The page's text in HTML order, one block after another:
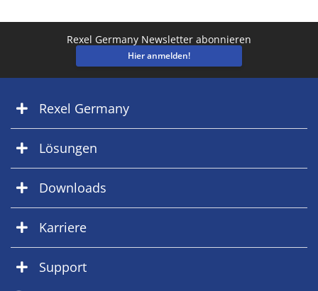
Rexel Germany Newsletter abonnieren
Hier anmelden!
Rexel Germany
Lösungen
Downloads
Karriere
Support